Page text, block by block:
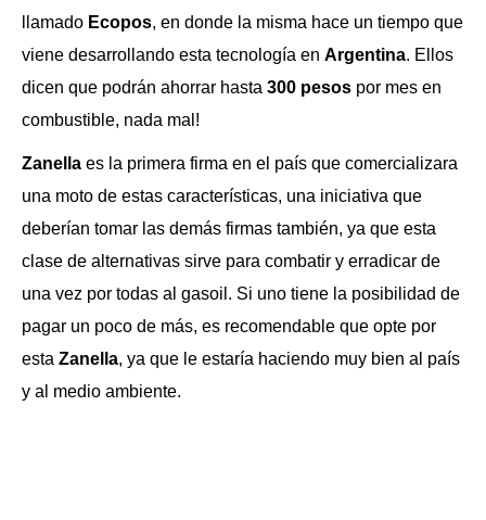
llamado Ecopos, en donde la misma hace un tiempo que
viene desarrollando esta tecnología en Argentina. Ellos
dicen que podrán ahorrar hasta 300 pesos por mes en
combustible, nada mal!
Zanella es la primera firma en el país que comercializara
una moto de estas características, una iniciativa que
deberían tomar las demás firmas también, ya que esta
clase de alternativas sirve para combatir y erradicar de
una vez por todas al gasoil. Si uno tiene la posibilidad de
pagar un poco de más, es recomendable que opte por
esta Zanella, ya que le estaría haciendo muy bien al país
y al medio ambiente.